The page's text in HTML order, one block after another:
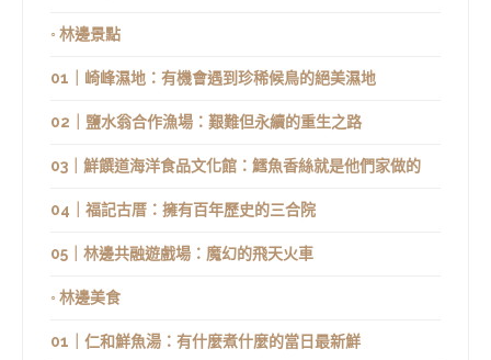
◦ 林邊景點
01｜崎峰濕地：有機會遇到珍稀候鳥的絕美濕地
02｜鹽水翁合作漁場：艱難但永續的重生之路
03｜鮮饌道海洋食品文化館：鱈魚香絲就是他們家做的
04｜福記古厝：擁有百年歷史的三合院
05｜林邊共融遊戲場：魔幻的飛天火車
◦ 林邊美食
01｜仁和鮮魚湯：有什麼煮什麼的當日最新鮮